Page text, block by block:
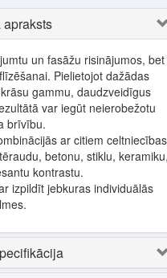
apraksts
un fasāžu risinājumos, bet
Pielietojot dažādas
gammu, daudzveidīgus
var iegūt neierobežotu
brīvību.
ar citiem celtniecības
betonu, stiklu,
kontrastu.
izpildīt jebkuras individuālās